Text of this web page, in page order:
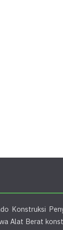
Konstruksi
Alat Berat